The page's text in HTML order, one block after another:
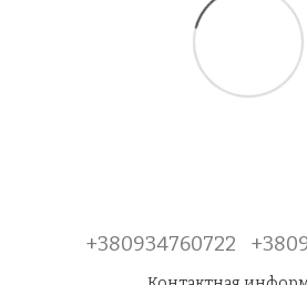
+380934760722